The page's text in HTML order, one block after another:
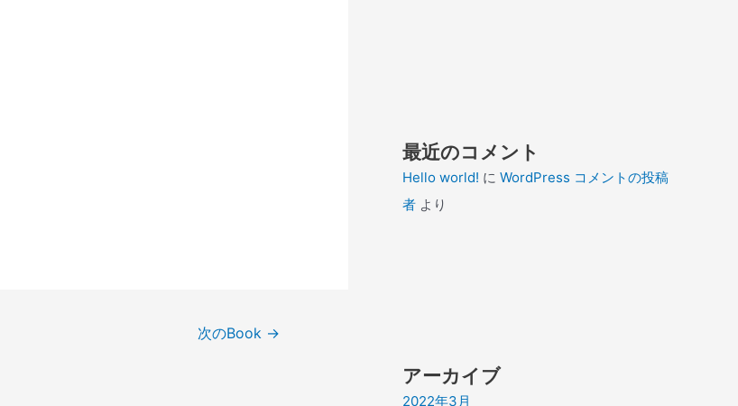
次のBook →
最近のコメント
Hello world! に WordPress コメントの投稿
者 より
アーカイブ
2022年3月